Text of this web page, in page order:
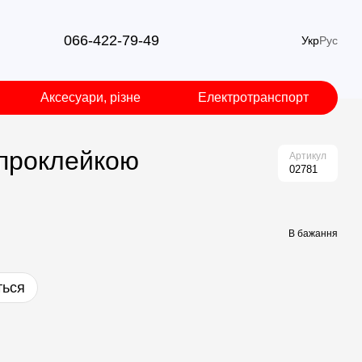
066-422-79-49 УкрРус
Аксесуари, різне Електротранспорт
Артикул
02781
В бажання